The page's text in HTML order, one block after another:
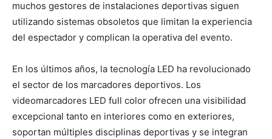
muchos gestores de instalaciones deportivas siguen
utilizando sistemas obsoletos que limitan la experiencia
del espectador y complican la operativa del evento.
En los últimos años, la tecnología LED ha revolucionado
el sector de los marcadores deportivos. Los
videomarcadores LED full color ofrecen una visibilidad
excepcional tanto en interiores como en exteriores,
soportan múltiples disciplinas deportivas y se integran